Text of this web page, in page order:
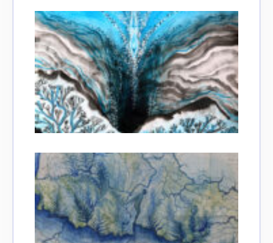
Nom
Prénom
Statut / Organisation
J'accepte lestermes et conditions
* Champ obligatoire
Adresse email*
Prénom
Statut / Organisation